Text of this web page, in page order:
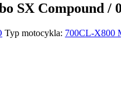
SX Compound /
Typ motocykla: 700CL-X800